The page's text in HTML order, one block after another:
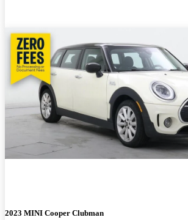
2023 MINI Cooper Clubman